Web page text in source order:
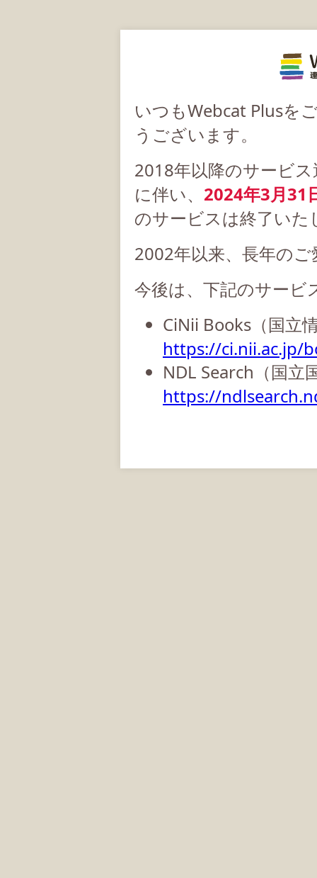
いつもWebcat Plusを
うございます。
2018年以降のサービ
に伴い、 2024年3月31
のサービスは終了いた
2002年以来、長年の
今後は、下記のサービ
CiNii Books（国立
https://ci.nii.ac.jp/
NDL Search（国立
https://